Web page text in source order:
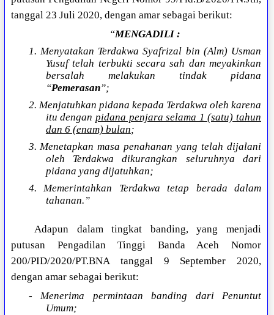
tanggal 23 Juli 2020, dengan amar sebagai berikut:
“MENGADILI :
1. Menyatakan Terdakwa Syafrizal bin (Alm) Usman
Yusuf telah terbukti secara sah dan meyakinkan
bersalah melakukan tindak pidana
“Pemerasan”;
2. Menjatuhkan pidana kepada Terdakwa oleh karena
itu denganpidana penjara selama 1 (satu) tahun
dan 6 (enam) bulan;
3. Menetapkan masa penahanan yang telah dijalani
oleh Terdakwa dikurangkan seluruhnya dari
pidana yang dijatuhkan;
4. Memerintahkan Terdakwa tetap berada dalam
tahanan.”
Adapun dalam tingkat banding, yang menjadi
putusan Pengadilan Tinggi Banda Aceh Nomor
200/PID/2020/PT.BNA tanggal 9 September 2020,
dengan amar sebagai berikut:
- Menerima permintaan banding dari Penuntut
Umum;